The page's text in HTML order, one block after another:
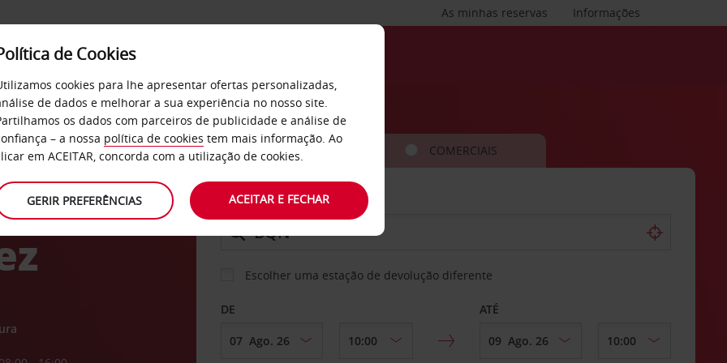
Informações
As minhas reservas
SERVIÇOS EMPRESAS
CARRO COMERCIAIS
LEVANTAR EM
Escolher uma estação de devolução diferente
DE ATÉ
de Cookies
cookies para lhe apresentar ofertas personalizadas,
de dados e melhorar a sua experiência no nosso site.
os dados com parceiros de publicidade e análise de
– a nossa política de cookies tem mais informação. Ao
em ACEITAR, concorda com a utilização de cookies.
GERIR PREFERÊNCIAS ACEITAR E FECHAR